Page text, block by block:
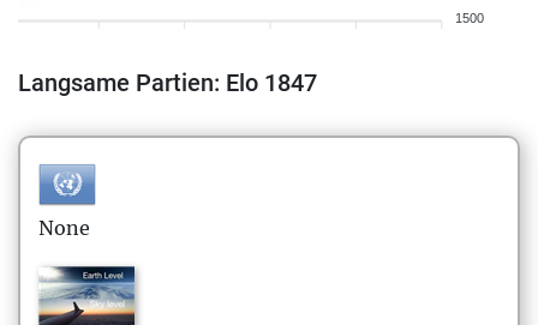
1500
Langsame Partien: Elo 1847
None